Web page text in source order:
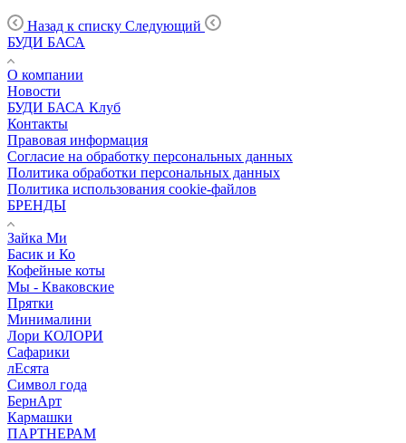
Назад к списку Следующий
БУДИ БАСА
О компании
Новости
БУДИ БАСА Клуб
Контакты
Правовая информация
Согласие на обработку персональных данных
Политика обработки персональных данных
Политика использования cookie-файлов
БРЕНДЫ
Зайка Ми
Басик и Ко
Кофейные коты
Мы - Кваковские
Прятки
Минималини
Лори КОЛОРИ
Сафарики
лЕсята
Символ года
БернАрт
Кармашки
ПАРТНЕРАМ